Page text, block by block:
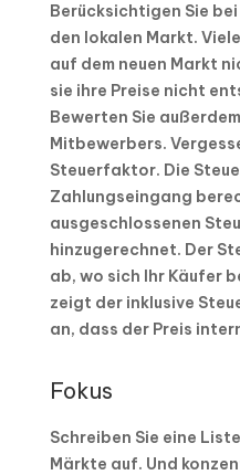
Berücksichtigen Sie
den lokalen Markt.
auf dem neuen Markt
sie ihre Preise nicht
Bewerten Sie
Mitbewerbers.
Steuerfaktor. Die
Zahlungseingang
ausgeschlossenen
hinzugerechnet. Der
ab, wo sich Ihr Käufer
zeigt der inklusive
an, dass der Preis
Fokus
Schreiben Sie eine
Märkte auf. Und